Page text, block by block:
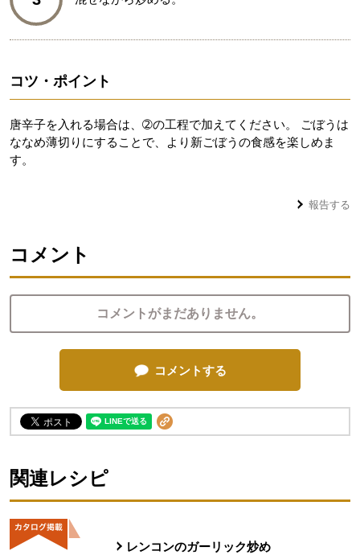
コツ・ポイント
唐辛子を入れる場合は、➁の工程で加えてください。 ごぼうは
ななめ薄切りにすることで、より新ごぼうの食感を楽しめま
す。
報告する
コメント
コメントがまだありません。
コメントする
関連レシピ
レンコンのガーリック炒め